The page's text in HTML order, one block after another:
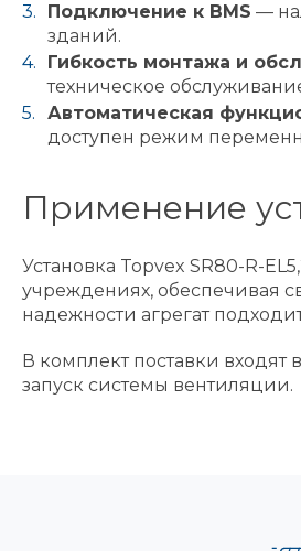
Подключение к BMS —
зданий.
Гибкость монтажа и
техническое
Автоматическая
доступен режим
Применение
Установка Topvex SR80-R-
учреждениях, обеспечивая
надежности агрегат
В комплект поставки
запуск системы вентиляции.